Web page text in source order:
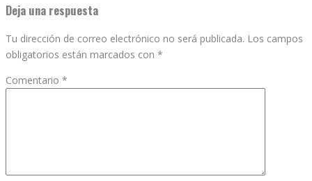
Deja una respuesta
Tu dirección de correo electrónico no será publicada. Los campos
obligatorios están marcados con *
Comentario *